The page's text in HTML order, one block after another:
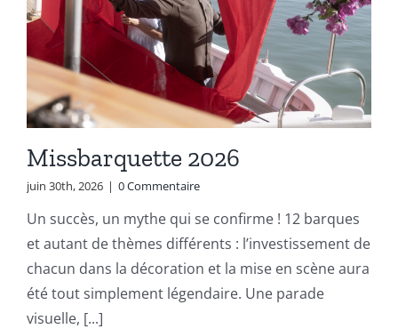
Missbarquette 2026
juin 30th, 2026 | 0 Commentaire
Un succès, un mythe qui se confirme ! 12 barques
et autant de thèmes différents : l’investissement de
chacun dans la décoration et la mise en scène aura
été tout simplement légendaire. Une parade
visuelle, [...]